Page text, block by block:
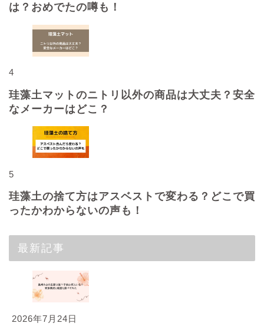
は？おめでたの噂も！
4
珪藻土マットのニトリ以外の商品は大丈夫？安全
なメーカーはどこ？
5
珪藻土の捨て方はアスベストで変わる？どこで買
ったかわからないの声も！
最新記事
2026年7月24日